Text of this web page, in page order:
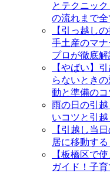
とテクニッ
の流れまで全
【引っ越し
手土産のマ
プロが徹底解
【やばい】
らないとき
動と準備のコ
雨の日の引
いコツと引
【引越し当
居に移動す
【板橋区で
ガイド！子